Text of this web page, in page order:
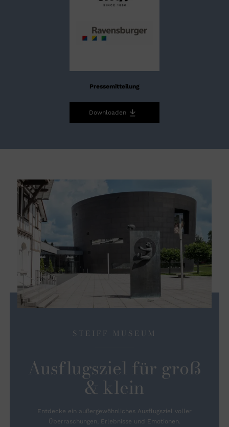
Pressemitteilung
Downloaden
STEIFF MUSEUM
Ausflugsziel für groß
& klein
Entdecke ein außergewöhnliches Ausflugsziel voller
Überraschungen, Erlebnisse und Emotionen.